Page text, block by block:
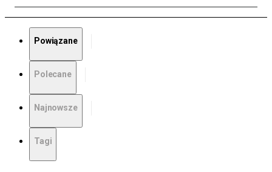
Powiązane
Polecane
Najnowsze
Tagi